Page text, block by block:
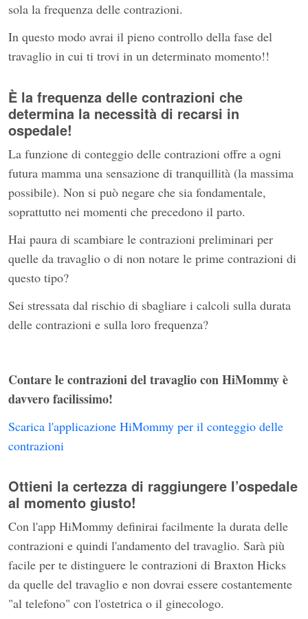
sola la frequenza delle contrazioni.
In questo modo avrai il pieno controllo della fase del
travaglio in cui ti trovi in un determinato momento!!
È la frequenza delle contrazioni che
determina la necessità di recarsi in
ospedale!
La funzione di conteggio delle contrazioni offre a ogni
futura mamma una sensazione di tranquillità (la massima
possibile). Non si può negare che sia fondamentale,
soprattutto nei momenti che precedono il parto.
Hai paura di scambiare le contrazioni preliminari per
quelle da travaglio o di non notare le prime contrazioni di
questo tipo?
Sei stressata dal rischio di sbagliare i calcoli sulla durata
delle contrazioni e sulla loro frequenza?
Contare le contrazioni del travaglio con HiMommy è
davvero facilissimo!
Scarica l'applicazione HiMommy per il conteggio delle
contrazioni
Ottieni la certezza di raggiungere l’ospedale
al momento giusto!
Con l'app HiMommy definirai facilmente la durata delle
contrazioni e quindi l'andamento del travaglio. Sarà più
facile per te distinguere le contrazioni di Braxton Hicks
da quelle del travaglio e non dovrai essere costantemente
"al telefono" con l'ostetrica o il ginecologo.